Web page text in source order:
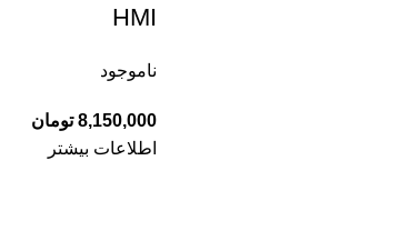
HMI
ناموجود
8,150,000 تومان
اطلاعات بیشتر